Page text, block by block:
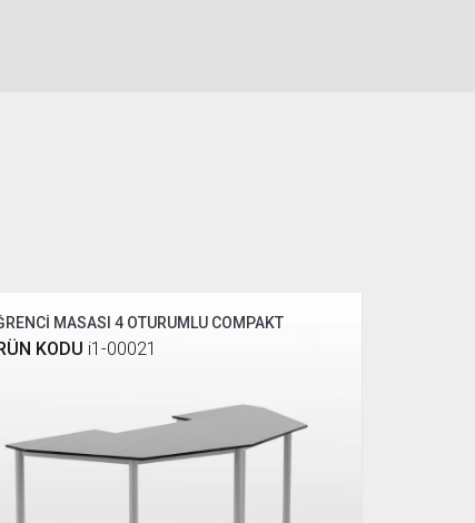
MASASI 4 OTURUMLU COMPAKT
KODU i1-00021